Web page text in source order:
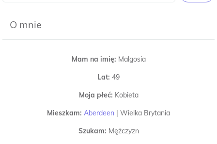
O mnie
Mam na imię: Malgosia
Lat: 49
Moja płeć: Kobieta
Mieszkam: Aberdeen | Wielka Brytania
Szukam: Mężczyzn